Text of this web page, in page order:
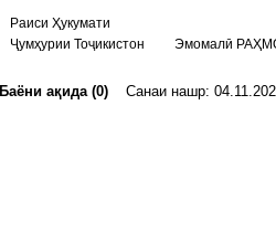
Раиси Ҳукумати
Ҷумҳурии Тоҷикистон Эмомалӣ
Баёни ақида (0) Санаи нашр: